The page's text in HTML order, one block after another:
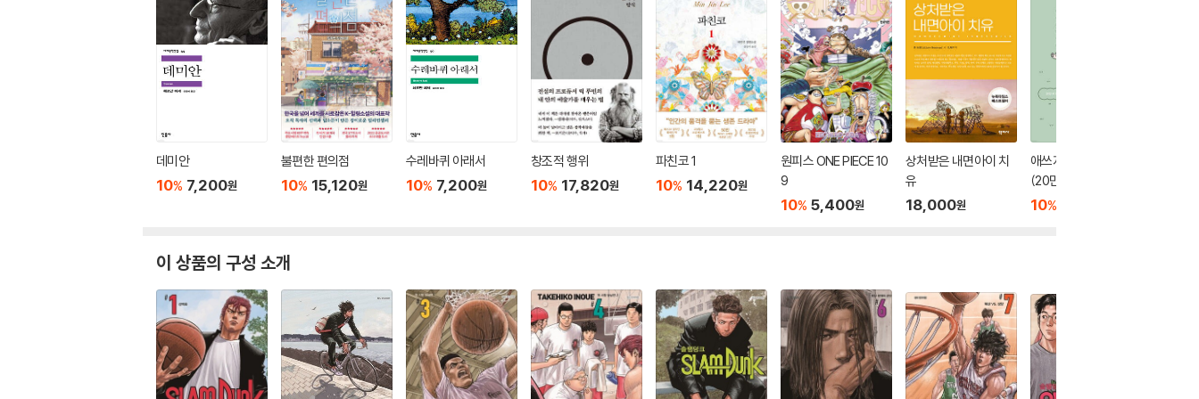
데미안
10% 7,200원
불편한 편의점
10% 15,120원
수레바퀴 아래서
10% 7,200원
창조적 행위
10% 17,820원
파친코 1
10% 14,220원
원피스 ONE PIECE 10
9
10% 5,400원
상처받은 내면아이 치
유
18,000원
애쓰지 않고 편안하게
(20만 부 기념 에디션)
10%
이 상품의 구성 소개